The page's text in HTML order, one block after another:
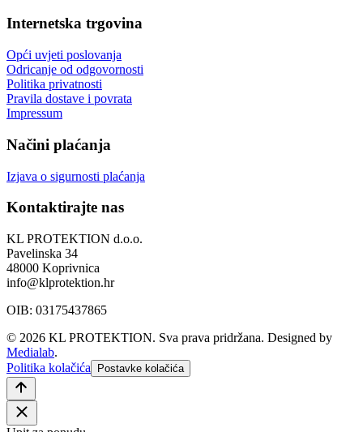
Internetska trgovina
Opći uvjeti poslovanja
Odricanje od odgovornosti
Politika privatnosti
Pravila dostave i povrata
Impressum
Načini plaćanja
Izjava o sigurnosti plaćanja
Kontaktirajte nas
KL PROTEKTION d.o.o.
Pavelinska 34
48000 Koprivnica
info@klprotektion.hr
OIB: 03175437865
© 2026 KL PROTEKTION. Sva prava pridržana. Designed by
Medialab.
Politika kolačića
Postavke kolačića